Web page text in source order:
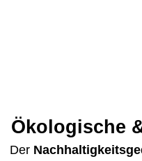
Ökologische
Der